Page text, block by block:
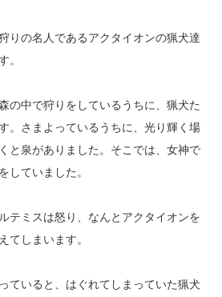
りの名人であるアクタイオンの猟犬達
。
の中で狩りをしているうちに、猟犬た
。さまよっているうちに、光り輝く場
と泉がありました。そこでは、女神で
していました。
テミスは怒り、なんとアクタイオンを
てしまいます。
ていると、はぐれてしまっていた猟犬